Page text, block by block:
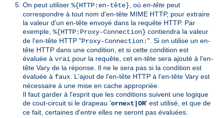
On peut utiliser %{HTTP:en-tête} , où en-tête peut
correspondre à tout nom d'en-tête MIME HTTP, pour extraire
la valeur d'un en-tête envoyé dans la requête HTTP. Par
exemple, %{HTTP:Proxy-Connection} contiendra la valeur
de l'en-tête HTTP "Proxy-Connection:". Si on utilise un en-
tête HTTP dans une condition, et si cette condition est
évaluée à vrai pour la requête, cet en-tête sera ajouté à l'en-
tête Vary de la réponse. Il ne le sera pas si la condition est
évaluée à faux . L'ajout de l'en-tête HTTP à l'en-tête Vary est
nécessaire à une mise en cache appropriée.
Il faut garder à l'esprit que les conditions suivent une logique
de cout-circuit si le drapeau 'ornext|OR' est utilisé, et que de
ce fait, certaines d'entre elles ne seront pas évaluées.